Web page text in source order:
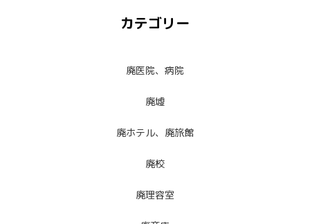
カテゴリー
廃医院、病院
廃墟
廃ホテル、廃旅館
廃校
廃理容室